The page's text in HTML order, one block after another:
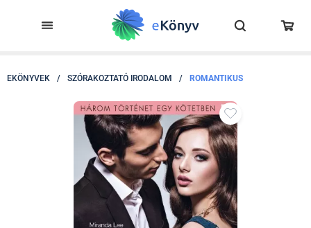
EKÖNYVEK / SZÓRAKOZTATÓ IRODALOM / ROMANTIKUS